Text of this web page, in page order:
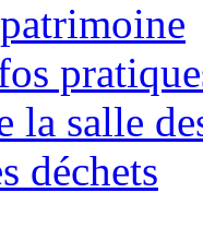
la salle
déchets